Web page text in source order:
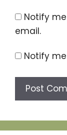
Notify
email.
Notify